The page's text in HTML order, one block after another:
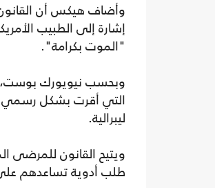
وأضاف هيكس أن
إشارة إلى الطبيب
"الموت بكرامة".
التي أقرت بشكل رسمي
ليبرالية.
ويتيح القانون للمرضى
طلب أدوية تساعدهم